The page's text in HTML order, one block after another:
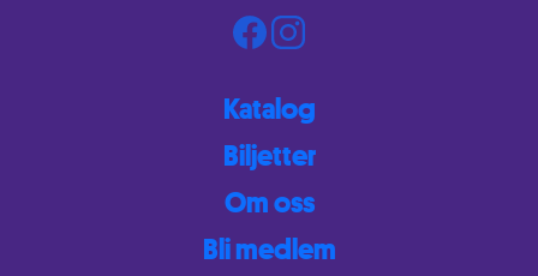
Katalog
Biljetter
Om oss
Bli medlem